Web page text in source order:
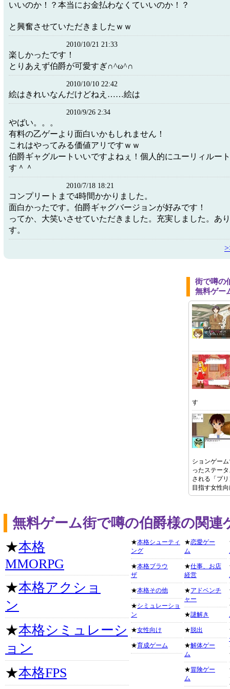
いいのか！？本当にお金払わなくていいのか！？
と興奮させていただきましたｗｗ
2010/10/21 21:33
楽しかったです！
とりあえず伯爵が可愛すぎ∩^ω^∩
2010/10/10 22:42
絵はきれいなんだけどねえ……絵は
2010/9/26 2:34
やばい。。。
有料の乙ゲーより面白いかもしれません！
これはやってみる価値アリですｗｗ
伯爵ギャグルートいいですよねぇ！個人的にユーリィルー
す＾＾
2010/7/18 18:21
コンプリートまで4時間かかりました。
面白かったです。伯爵ギャグバージョンが好みです！
ってか、大笑いさせていただきました。充実しました。あ
す。
街で噂の
無料ゲー
す
ションゲー
ったステー
される「プ
目指す女性
無料ゲーム街で噂の伯爵様の関連
★本格
MMORPG
★本格アクショ
ン
★本格シミュレーシ
ョン
★本格FPS
★本格シューティ
ング
★本格ブラウ
ザ
★本格その他
★シミュレーショ
ン
★女性向け
★育成ゲーム
★恋愛ゲー
ム
★仕事、お店
経営
★アドベンチ
ャー
★謎解き
★ 脱出
★解体ゲー
ム
★冒険ゲー
ム